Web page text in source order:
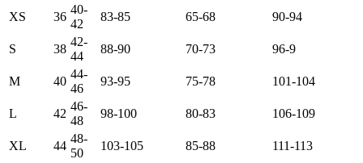
XS
36
40-
42
83-85 65-68 90-94
S 38
42-
44
88-90 70-73 96-9
M 40
44-
46
93-95 75-78 101-104
L 42
46-
48
98-100 80-83 106-109
XL 44
48-
50
103-105 85-88 111-113